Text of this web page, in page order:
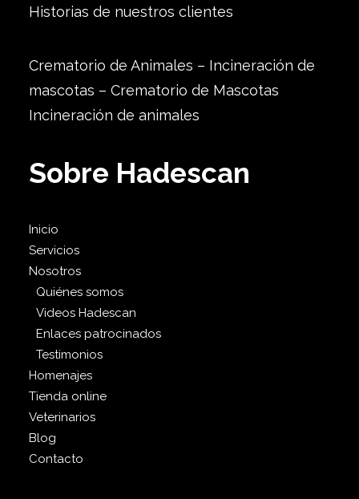
Historias de nuestros clientes
Crematorio de Animales – Incineración de
mascotas – Crematorio de Mascotas
Incineración de animales
Sobre Hadescan
Inicio
Servicios
Nosotros
Quiénes somos
Videos Hadescan
Enlaces patrocinados
Testimonios
Homenajes
Tienda online
Veterinarios
Blog
Contacto